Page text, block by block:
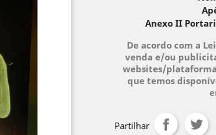
Anexo II
De acordo com a
venda e/ou
websites/
que temos
Partilhar